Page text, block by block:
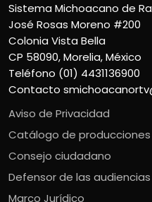
Sistema Michoacano de
José Rosas Moreno #200
Colonia Vista Bella
CP 58090, Morelia, México
Teléfono (01) 4431136900
Contacto
Aviso de Privacidad
Catálogo de producciones
Consejo ciudadano
Defensor de las audiencias
Marco Jurídico